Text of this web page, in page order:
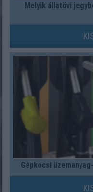
Melyik állatövi
Gépkocsi